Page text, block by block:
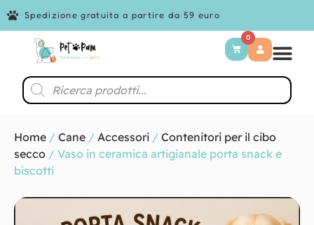
Spedizione gratuita a partire da 59 euro
0
Home / Cane / Accessori / Contenitori per il cibo
secco / Vaso in ceramica artigianale porta snack e
biscotti